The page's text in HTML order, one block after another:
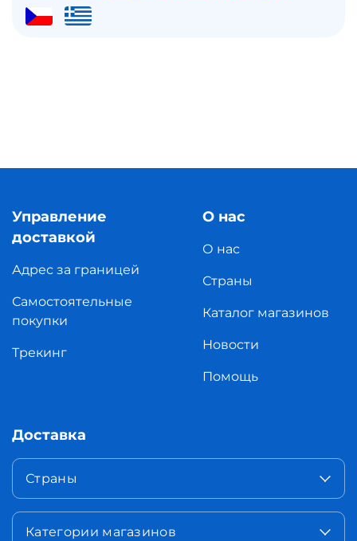
Управление
доставкой
Адрес за границей
Самостоятельные
покупки
Трекинг
О нас
О нас
Страны
Каталог магазинов
Новости
Помощь
Доставка
Страны
Категории магазинов